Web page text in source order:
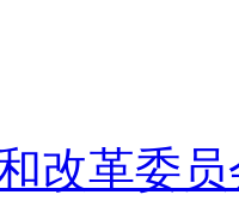
改革委